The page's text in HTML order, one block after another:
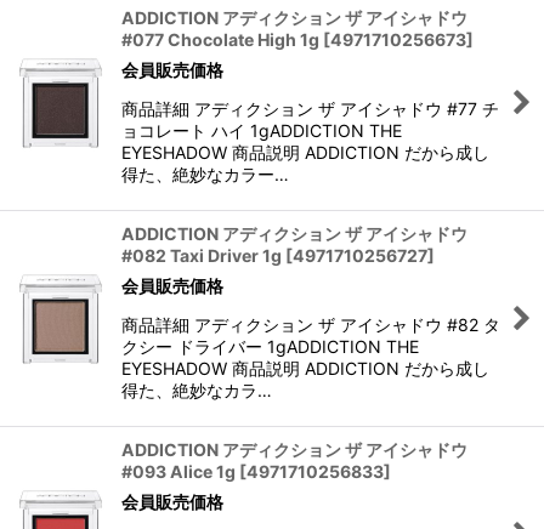
ADDICTION アディクション ザ アイシャドウ
#077 Chocolate High 1g [4971710256673]
会員販売価格
商品詳細 アディクション ザ アイシャドウ #77 チ
ョコレート ハイ 1gADDICTION THE
EYESHADOW 商品説明 ADDICTION だから成し
得た、絶妙なカラー…
ADDICTION アディクション ザ アイシャドウ
#082 Taxi Driver 1g [4971710256727]
会員販売価格
商品詳細 アディクション ザ アイシャドウ #82 タ
クシー ドライバー 1gADDICTION THE
EYESHADOW 商品説明 ADDICTION だから成し
得た、絶妙なカラ…
ADDICTION アディクション ザ アイシャドウ
#093 Alice 1g [4971710256833]
会員販売価格